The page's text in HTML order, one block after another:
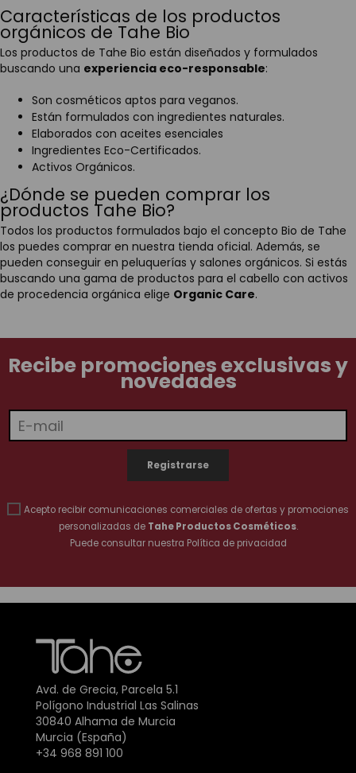
Características de los productos
orgánicos de Tahe Bio
Los productos de Tahe Bio están diseñados y formulados
buscando una experiencia eco-responsable:
Son cosméticos aptos para veganos.
Están formulados con ingredientes naturales.
Elaborados con aceites esenciales
Ingredientes Eco-Certificados.
Activos Orgánicos.
¿Dónde se pueden comprar los
productos Tahe Bio?
Todos los productos formulados bajo el concepto Bio de Tahe
los puedes comprar en nuestra tienda oficial. Además, se
pueden conseguir en peluquerías y salones orgánicos. Si estás
buscando una gama de productos para el cabello con activos
de procedencia orgánica elige Organic Care.
Recibe promociones exclusivas y
novedades
Acepto recibir comunicaciones comerciales de ofertas y promociones
personalizadas de Tahe Productos Cosméticos.
Puede consultar nuestra Política de privacidad
Avd. de Grecia, Parcela 5.1
Polígono Industrial Las Salinas
30840 Alhama de Murcia
Murcia (España)
+34 968 891 100